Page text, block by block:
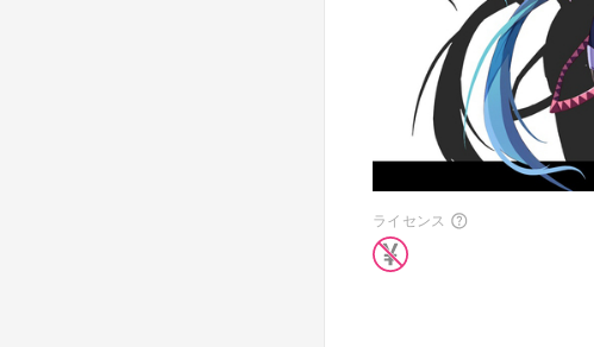
ライセンス